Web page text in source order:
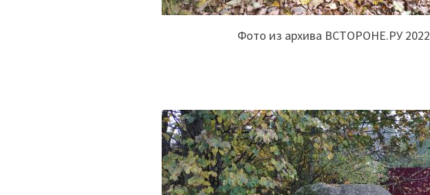
Фото из архива ВСТОРОНЕ.РУ 2022